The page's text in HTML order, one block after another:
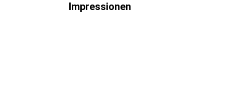
Impressionen